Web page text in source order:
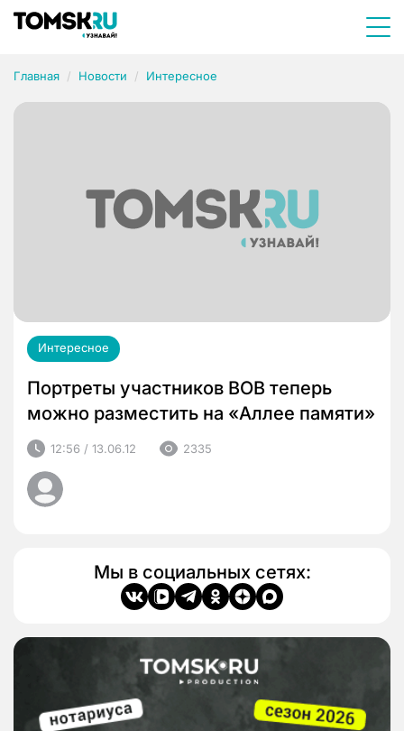
Главная Новости Интересное
Интересное
Портреты участников ВОВ теперь
можно разместить на «Аллее памяти»
12:56 / 13.06.12 2335
Мы в социальных сетях: